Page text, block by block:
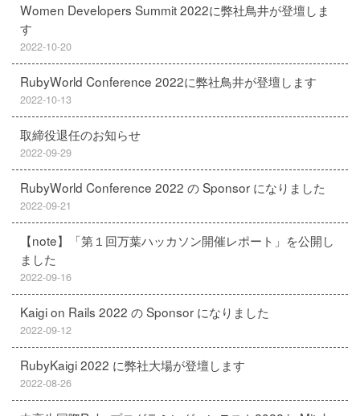
Women Developers Summit 2022に弊社鳥井が登壇しま
す
2022-10-20
RubyWorld Conference 2022に弊社鳥井が登壇します
2022-10-13
取締役退任のお知らせ
2022-09-29
RubyWorld Conference 2022 の Sponsor になりました
2022-09-21
【note】「第１回万葉ハッカソン開催レポート」を公開し
ました
2022-09-16
Kaigi on Rails 2022 の Sponsor になりました
2022-09-12
RubyKaigi 2022 に弊社大場が登壇します
2022-08-26